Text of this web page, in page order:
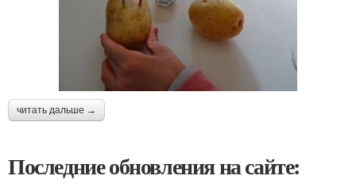
читать дальше →
Последние обновления на сайте: